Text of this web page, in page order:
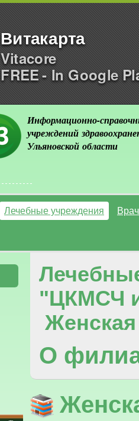
Витакарта
Vitacore
FREE - In Google
Информационно-
учреждений
Ульяновской области
Лечебные учреждения
"ЦКМСЧ
Женская
О